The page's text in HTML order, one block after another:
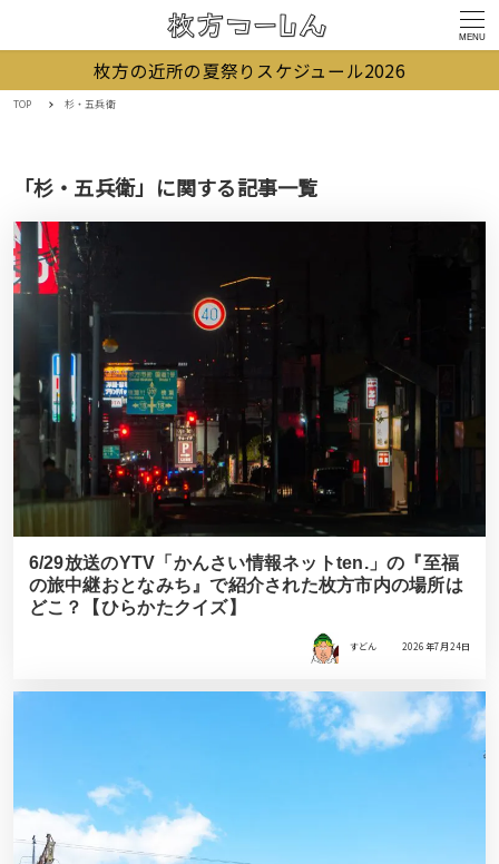
MENU
枚方の近所の夏祭りスケジュール2026
TOP 杉・五兵衛
「杉・五兵衛」に関する記事一覧
6/29放送のYTV「かんさい情報ネットten.」の『至福
の旅中継おとなみち』で紹介された枚方市内の場所は
どこ？【ひらかたクイズ】
すどん 2026年7月24日